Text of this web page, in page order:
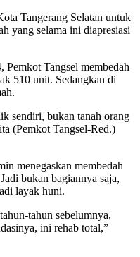
Tangerang Selatan untuk
yang selama ini diapresiasi
Tangsel membedah
510 unit. Sedangkan di
sendiri, bukan tanah orang
(Pemkot Tangsel-Red.)
menegaskan membedah
bukan bagiannya saja,
layak huni.
tahun sebelumnya,
ini rehab total,”